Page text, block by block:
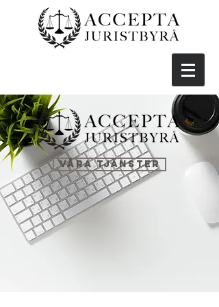
VÅRA TJÄNSTER